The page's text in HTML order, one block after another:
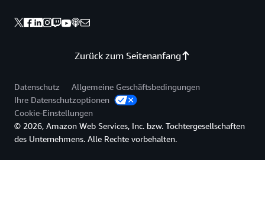
Zurück zum Seitenanfang
Datenschutz
Allgemeine Geschäftsbedingungen
Ihre Datenschutzoptionen
Cookie-Einstellungen
© 2026, Amazon Web Services, Inc. bzw. Tochtergesellschaften
des Unternehmens. Alle Rechte vorbehalten.